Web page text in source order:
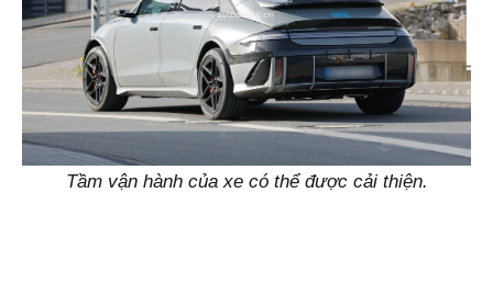
Tầm vận hành của xe có thể được cải thiện.